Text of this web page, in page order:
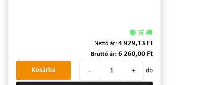
🟢 🛒 🚚
Nettó ár: 4 929,13 Ft
Bruttó ár: 6 260,00 Ft
- + db
Kosárba